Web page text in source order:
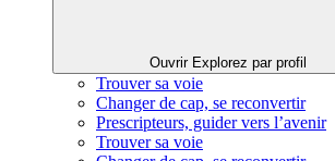
Ouvrir Explorez par profil
Trouver sa voie
Changer de cap, se reconvertir
Prescripteurs, guider vers l’avenir
Trouver sa voie